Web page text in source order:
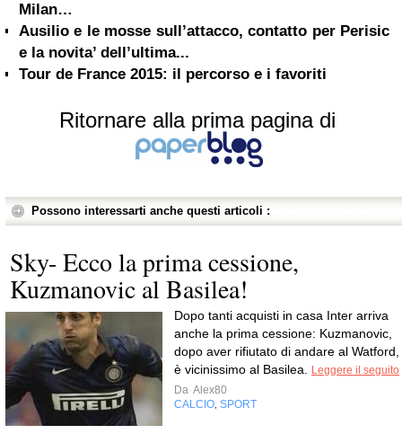
Milan…
Ausilio e le mosse sull’attacco, contatto per Perisic
e la novita’ dell’ultima...
Tour de France 2015: il percorso e i favoriti
Ritornare alla prima pagina di
Possono interessarti anche questi articoli :
Sky- Ecco la prima cessione,
Kuzmanovic al Basilea!
Dopo tanti acquisti in casa Inter arriva
anche la prima cessione: Kuzmanovic,
dopo aver rifiutato di andare al Watford,
è vicinissimo al Basilea.
Leggere il seguito
Da Alex80
CALCIO SPORT